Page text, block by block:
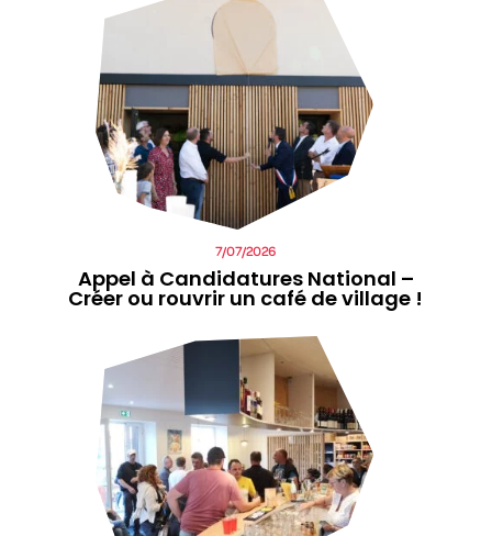
Appel à Candidatures National –
Créer ou rouvrir un café de village !
7/07/2026